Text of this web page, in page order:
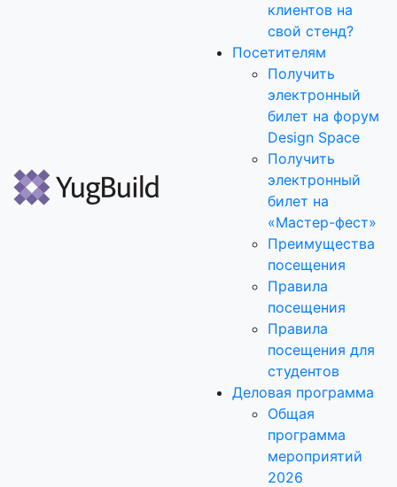
клиентов на
свой стенд?
Посетителям
Получить
электронный
билет на форум
Design Space
Получить
электронный
билет на
«Мастер-фест»
Преимущества
посещения
Правила
посещения
Правила
посещения для
студентов
Деловая программа
Общая
программа
мероприятий
2026